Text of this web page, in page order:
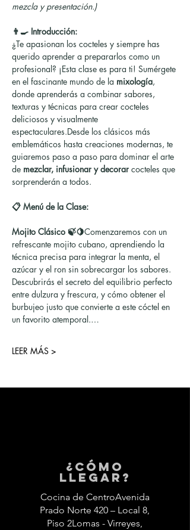
mezcla y presentación.)
👨‍🍳 Introducción:
¿Te apasionan los cocteles y siempre has
querido aprender a prepararlos como un
profesional? ¡Esta clase es para ti! Sumérgete
en el fascinante mundo de la mixología,
donde aprenderás a combinar sabores,
texturas y técnicas para crear cocteles
deliciosos y visualmente
espectaculares.Desde los clásicos más
emblemáticos hasta creaciones modernas, te
guiaremos paso a paso para dominar el arte
de mezclar, infusionar y decorar cocteles que
sorprenderán a todos.
📋 Menú de la Clase:
Mojito Clásico 🍃🍋Comenzaremos con un
refrescante mojito cubano, aprendiendo la
técnica precisa para integrar la menta, el
azúcar y el ron sin sobrecargar los sabores.
Descubrirás el secreto del equilibrio perfecto
entre dulzura y frescura, y cómo obtener el
burbujeo justo que convierte a este cóctel en
un favorito atemporal.…
LEER MÁS >
¿Cómo
llegar?
Cocina de CentroAvenida
Prado Norte 420 – Local 8,
Piso 2Lomas - Virreyes,